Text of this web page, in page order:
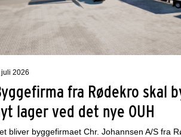
juli 2026
fra Rødekro skal
lager ved det nye OUH
bliver byggefirmaet Chr. Johannsen A/S fra